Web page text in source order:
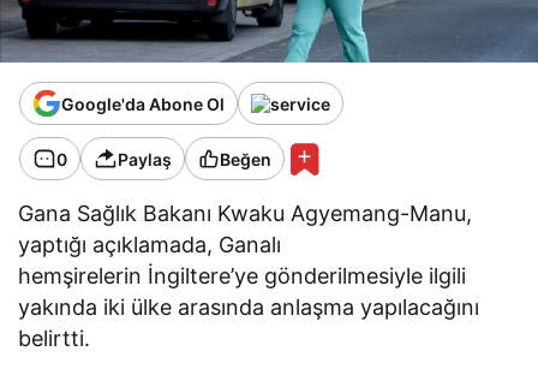
Google'da Abone Ol
0 Paylaş Beğen
Gana Sağlık Bakanı Kwaku Agyemang-Manu,
yaptığı açıklamada, Ganalı
hemşirelerin İngiltere’ye gönderilmesiyle ilgili
yakında iki ülke arasında anlaşma yapılacağını
belirtti.